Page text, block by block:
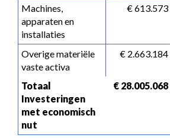
Machines,
apparaten en
installaties
€ 613.573
Overige materiële
vaste activa
€ 2.663.184
Totaal
Investeringen
met economisch
nut
€ 28.005.068